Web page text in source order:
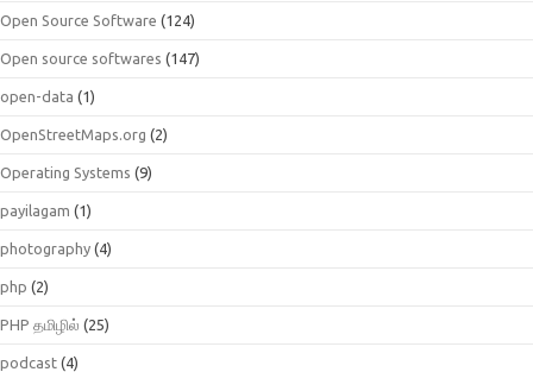
Open Source Software (124)
Open source softwares (147)
open-data (1)
OpenStreetMaps.org (2)
Operating Systems (9)
payilagam (1)
photography (4)
php (2)
PHP தமிழில் (25)
podcast (4)